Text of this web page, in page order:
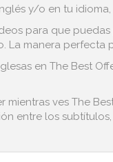
y/o en tu
para que
manera perfecta
en The Best
ves The
entre los